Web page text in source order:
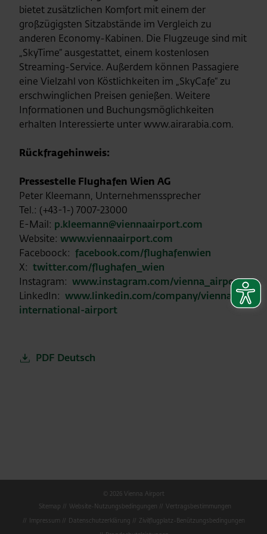
bietet zusätzlichen Komfort mit einem der
großzügigsten Sitzabstände im Vergleich zu
anderen Economy-Kabinen. Die Flugzeuge sind mit
„SkyTime“ ausgestattet, einem kostenlosen
Streaming-Service. Außerdem können Passagiere
eine Vielzahl von Köstlichkeiten im „SkyCafe“ zu
erschwinglichen Preisen genießen. Weitere
Informationen und Buchungsmöglichkeiten
erhalten Interessierte unter www.airarabia.com.
Rückfragehinweis:
Pressestelle Flughafen Wien AG
Peter Kleemann, Unternehmenssprecher
Tel.: (+43-1-) 7007-23000
E-Mail: p.kleemann@viennaairport.com
Website: www.viennaairport.com
Faceboock: facebook.com/flughafenwien
X: twitter.com/flughafen_wien
Instagram: www.instagram.com/vienna_airport
LinkedIn: www.linkedin.com/company/vienna-
international-airport
PDF Deutsch
© 2026 Vienna Airport
Sitemap
Website-Nutzungsbedingungen
Vertragsbestimmungen
Impressum
Datenschutzerklärung
Zivilflugplatz-Benützungsbedingungen